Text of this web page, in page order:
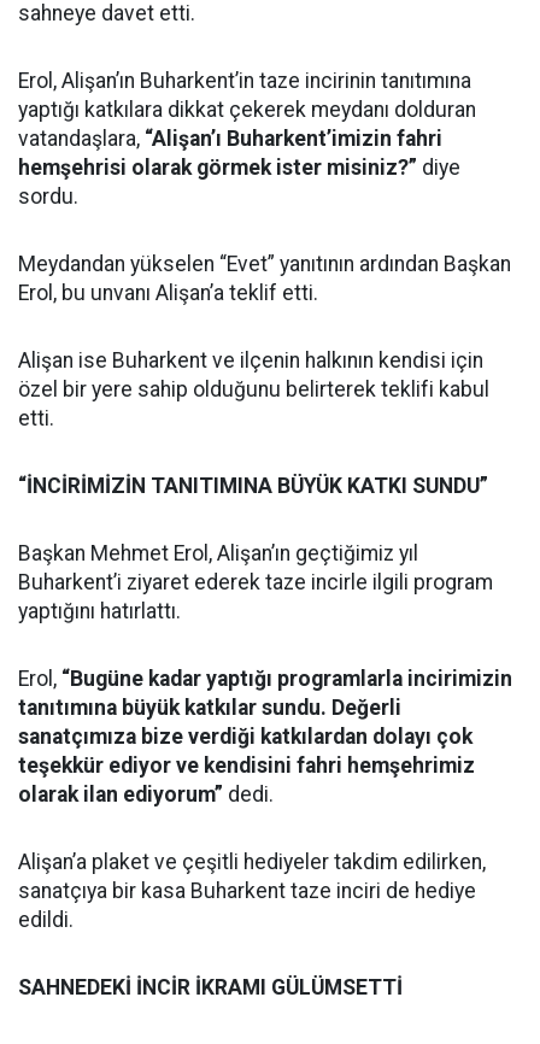
sahneye davet etti.
Erol, Alişan’ın Buharkent’in taze incirinin tanıtımına
yaptığı katkılara dikkat çekerek meydanı dolduran
vatandaşlara, “Alişan’ı Buharkent’imizin fahri
hemşehrisi olarak görmek ister misiniz?” diye
sordu.
Meydandan yükselen “Evet” yanıtının ardından Başkan
Erol, bu unvanı Alişan’a teklif etti.
Alişan ise Buharkent ve ilçenin halkının kendisi için
özel bir yere sahip olduğunu belirterek teklifi kabul
etti.
“İNCİRİMİZİN TANITIMINA BÜYÜK KATKI SUNDU”
Başkan Mehmet Erol, Alişan’ın geçtiğimiz yıl
Buharkent’i ziyaret ederek taze incirle ilgili program
yaptığını hatırlattı.
Erol, “Bugüne kadar yaptığı programlarla incirimizin
tanıtımına büyük katkılar sundu. Değerli
sanatçımıza bize verdiği katkılardan dolayı çok
teşekkür ediyor ve kendisini fahri hemşehrimiz
olarak ilan ediyorum” dedi.
Alişan’a plaket ve çeşitli hediyeler takdim edilirken,
sanatçıya bir kasa Buharkent taze inciri de hediye
edildi.
SAHNEDEKİ İNCİR İKRAMI GÜLÜMSETTİ